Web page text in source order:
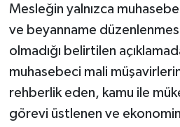
Mesleğin yalnızca muhasebe
ve beyanname
olmadığı belirtilen
muhasebeci mali
rehberlik eden, kamu ile
görevi üstlenen ve
Yaşam